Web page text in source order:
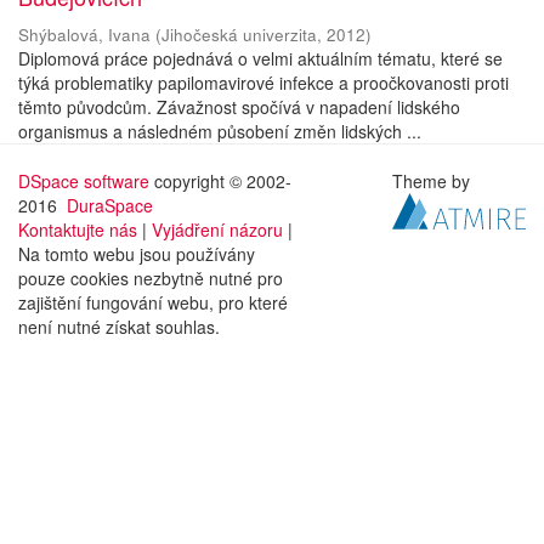
Shýbalová, Ivana (Jihočeská univerzita, 2012)
Diplomová práce pojednává o velmi aktuálním tématu, které se
týká problematiky papilomavirové infekce a proočkovanosti proti
těmto původcům. Závažnost spočívá v napadení lidského
organismus a následném působení změn lidských ...
DSpace software copyright © 2002-
2016 DuraSpace
Kontaktujte nás | Vyjádření názoru |
Na tomto webu jsou používány
pouze cookies nezbytně nutné pro
zajištění fungování webu, pro které
není nutné získat souhlas.
Theme by